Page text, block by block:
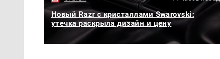
Новый Razr с кристаллами Swarovski:
утечка раскрыла дизайн и цену